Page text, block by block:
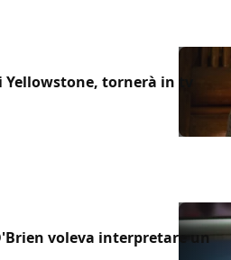
tornerà in tv
voleva interpretare un